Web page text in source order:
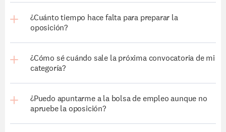
¿Cuánto tiempo hace falta para preparar la
oposición?
¿Cómo sé cuándo sale la próxima convocatoria de mi
categoría?
¿Puedo apuntarme a la bolsa de empleo aunque no
apruebe la oposición?